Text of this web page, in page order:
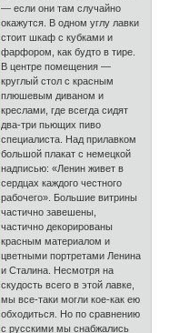
— если они там случайно
окажутся. В одном углу лавки
стоит шкаф с кубками и
фарфором, как будто в тире.
В центре помещения —
круглый стол с красным
плюшевым диваном и
креслами, где всегда сидят
два-три пьющих пиво
специалиста. Над прилавком
большой плакат с немецкой
надписью: «Ленин живет в
сердцах каждого честного
рабочего». Большие витрины
частично завешены,
частично декорированы
красным материалом и
цветными портретами Ленина
и Сталина. Несмотря на
скудость всего в этой лавке,
мы все-таки могли кое-как ею
обходиться. Но по сравнению
с русскими мы снабжались